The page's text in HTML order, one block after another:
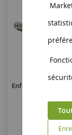
Enfouisseur
Évaluation: